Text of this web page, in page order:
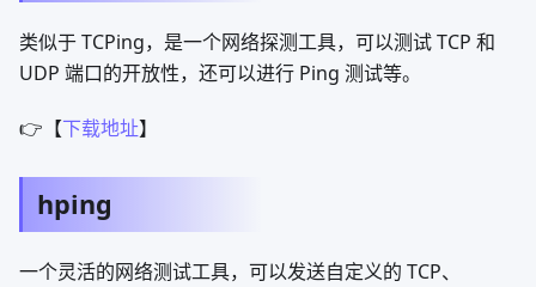
类似于 TCPing，是一个网络探测工具，可以测试 TCP 和
UDP 端口的开放性，还可以进行 Ping 测试等。
👉【下载地址】
hping
一个灵活的网络测试工具，可以发送自定义的 TCP、